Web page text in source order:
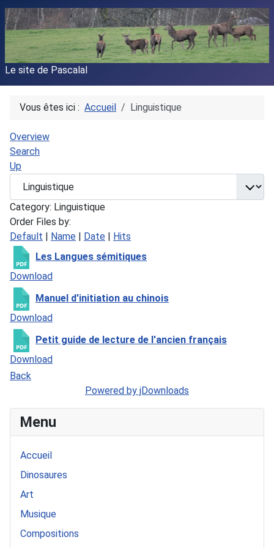
Le site de Pascalal
Vous êtes ici : Accueil Linguistique
Overview
Search
Up
Category: Linguistique
Order Files by:
Default | Name | Date | Hits
Les Langues sémitiques
Download
Manuel d'initiation au chinois
Download
Petit guide de lecture de l'ancien français
Download
Back
Powered by jDownloads
Menu
Accueil
Dinosaures
Art
Musique
Compositions